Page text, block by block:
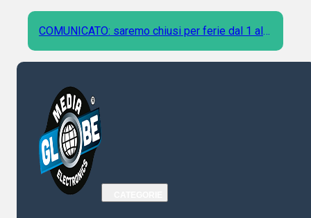
COMUNICATO: saremo chiusi per ferie dal 1 al 9
Agosto